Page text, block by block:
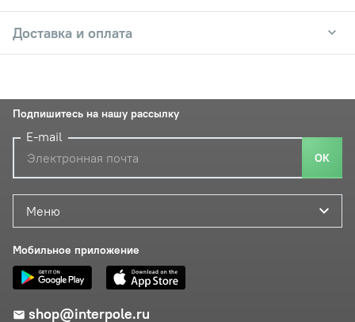
Доставка и оплата
Меню
Мобильное приложение
shop@interpole.ru
Подпишитесь на нашу рассылку
E-mail
ОК